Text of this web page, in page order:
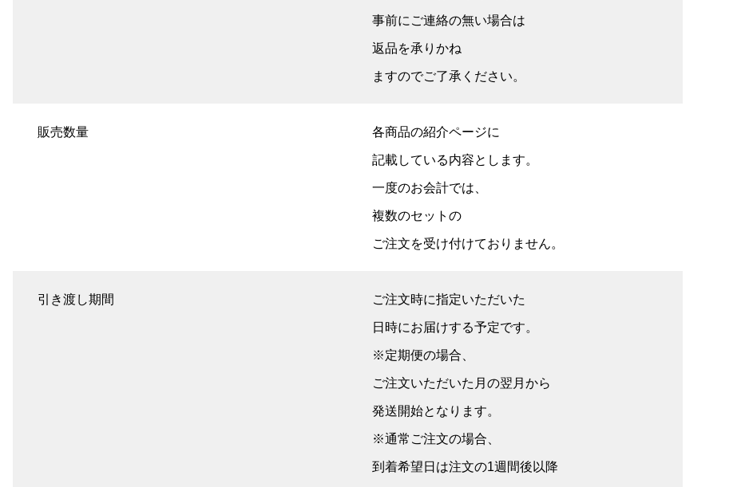
事前にご連絡の無い場合は
返品を承りかね
ますのでご了承ください。
販売数量 各商品の紹介ページに
記載している内容とします。
一度のお会計では、
複数のセットの
ご注文を受け付けておりません。
引き渡し期間 ご注文時に指定いただいた
日時にお届けする予定です。
※定期便の場合、
ご注文いただいた月の翌月から
発送開始となります。
※通常ご注文の場合、
到着希望日は注文の1週間後以降